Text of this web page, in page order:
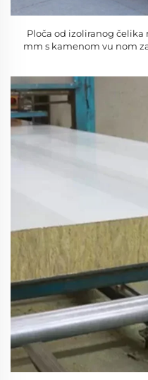
Ploča od izoliranog
mm s kamenom vu nom